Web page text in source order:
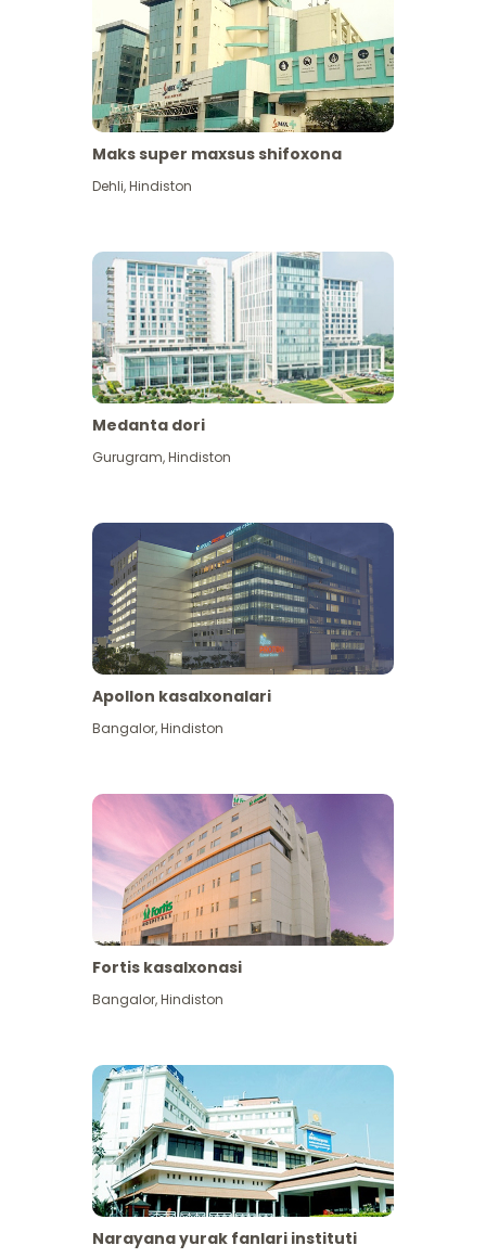
Maks super maxsus shifoxona
Dehli,Hindiston
Medanta dori
Gurugram,Hindiston
Apollon kasalxonalari
Bangalor,Hindiston
Fortis kasalxonasi
Bangalor,Hindiston
Narayana yurak fanlari instituti